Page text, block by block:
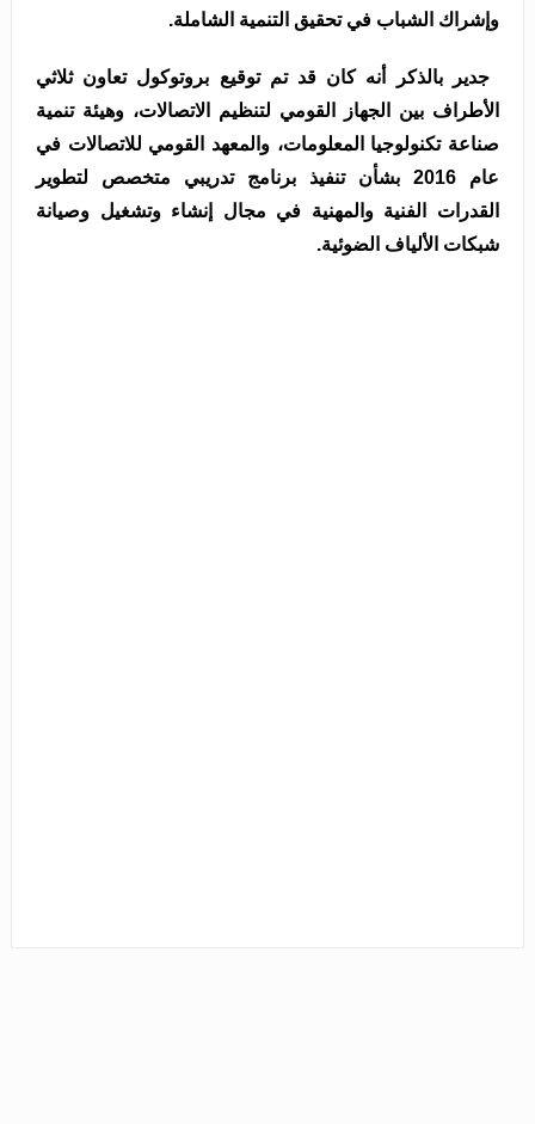
وإشراك الشباب في تحقيق التنمية الشاملة.
جدير بالذكر أنه كان قد تم توقيع بروتوكول تعاون ثلاثي
الأطراف بين الجهاز القومي لتنظيم الاتصالات، وهيئة تنمية
صناعة تكنولوجيا المعلومات، والمعهد القومي للاتصالات في
عام 2016 بشأن تنفيذ برنامج تدريبي متخصص لتطوير
القدرات الفنية والمهنية في مجال إنشاء وتشغيل وصيانة
شبكات الألياف الضوئية.